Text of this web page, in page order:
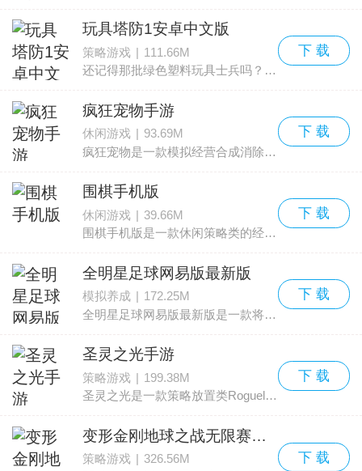
玩具塔防1安卓中文版
策略游戏 | 111.66M
还记得那批绿色塑料玩具士兵吗？对许多80后男生来说，那些小兵是童年回忆的一部分。无数个下午，你可能在想象的战场上把这些小兵摆成阵型，模拟一次又一次紧张刺激的交火场面。现在
下 载
疯狂宠物手游
休闲游戏 | 93.69M
疯狂宠物是一款模拟经营合成消除类手游，围绕猫咪与建造展开，带来轻松治愈的游戏氛围。游戏内拥有丰富多样的建筑设施，玩家可以打造一个集吃、喝、玩、乐为一体的猫咪帝国。玩法
下 载
围棋手机版
休闲游戏 | 39.66M
围棋手机版是一款休闲策略类的经典棋类应用，把传统桌面棋盘搬到手机上，玩家能够随时随地开局，对弈并体验围棋的深度与乐趣。应用提供10档难度，棋盘支持9x9、13x13与19x19三种规
下 载
全明星足球网易版最新版
模拟养成 | 172.25M
全明星足球网易版最新版是一款将体育精神与收集养成玩法结合的卡牌放置类手游。看到“体育、卡牌、放置”这三者并列，很多玩家会想知道它们是如何交织在一起的。下面来逐一说
下 载
圣灵之光手游
策略游戏 | 199.38M
圣灵之光是一款策略放置类Roguelike冒险手游。玩家进入世界后将扮演一名勇士，负责组建队伍，与各式怪物和敌人交战，踏上一段充满挑战与奇遇的旅程，逐步揭开藏在世界背后的真相。
下 载
变形金刚地球之战无限赛博坦币版
策略游戏
326.56M
下 载